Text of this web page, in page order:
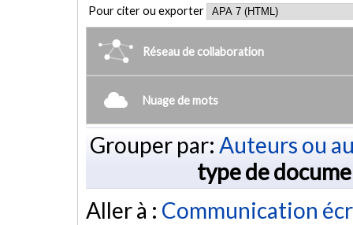
Pour citer ou exporter
Réseau de collaboration
Nuage de mots
Grouper par: Auteurs ou
type de
Aller à : Communication